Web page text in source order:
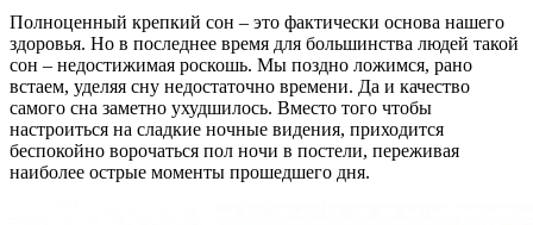
Полноценный крепкий сон – это фактически основа нашего
здоровья. Но в последнее время для большинства людей такой
сон – недостижимая роскошь. Мы поздно ложимся, рано
встаем, уделяя сну недостаточно времени. Да и качество
самого сна заметно ухудшилось. Вместо того чтобы
настроиться на сладкие ночные видения, приходится
беспокойно ворочаться пол ночи в постели, переживая
наиболее острые моменты прошедшего дня.